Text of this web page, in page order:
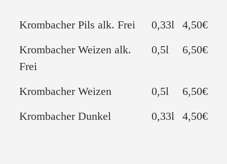
Krombacher Pils alk. Frei 0,33l
4,50€
Krombacher Weizen alk.
Frei
0,5l 6,50€
Krombacher Weizen 0,5l
6,50€
Krombacher Dunkel
0,33l 4,50€